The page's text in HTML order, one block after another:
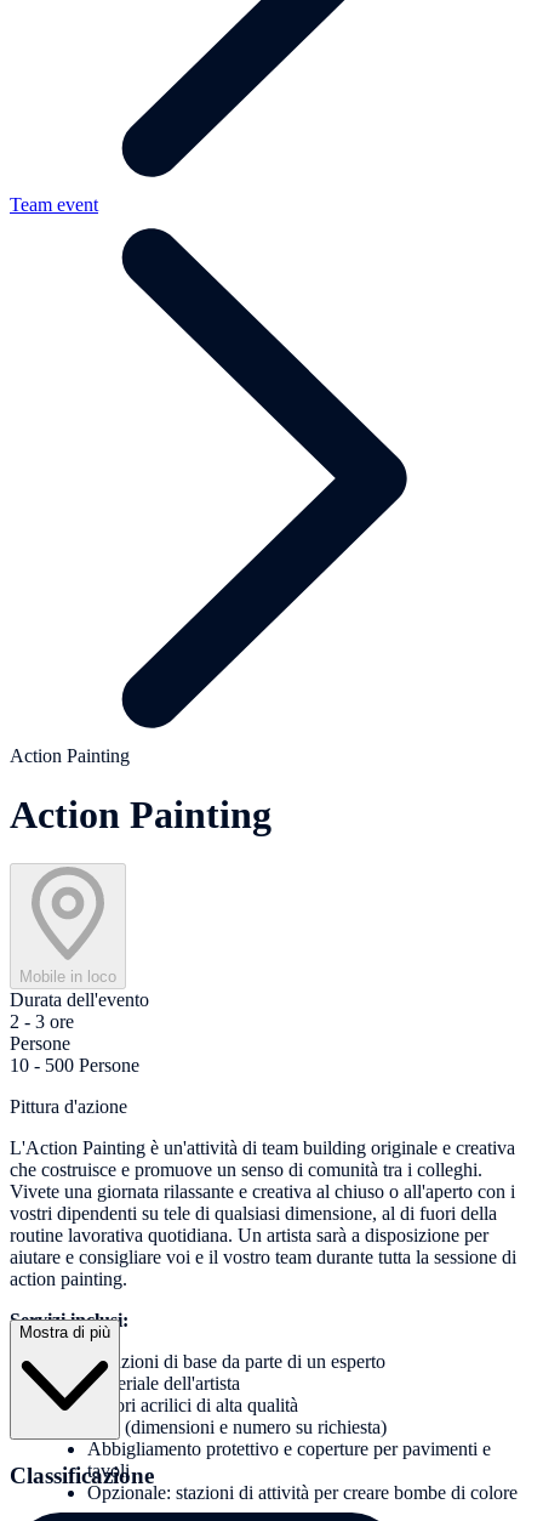
Team event
Action Painting
Action Painting
Mobile in loco
Durata dell'evento
2 - 3 ore
Persone
10 - 500 Persone
Pittura d'azione
L'Action Painting è un'attività di team building originale e creativa
che costruisce e promuove un senso di comunità tra i colleghi.
Vivete una giornata rilassante e creativa al chiuso o all'aperto con i
vostri dipendenti su tele di qualsiasi dimensione, al di fuori della
routine lavorativa quotidiana. Un artista sarà a disposizione per
aiutare e consigliare voi e il vostro team durante tutta la sessione di
action painting.
Servizi inclusi:
Istruzioni di base da parte di un esperto
Materiale dell'artista
Colori acrilici di alta qualità
Tele (dimensioni e numero su richiesta)
Abbigliamento protettivo e coperture per pavimenti e
tavoli
Opzionale: stazioni di attività per creare bombe di colore
Mostra di più
Classificazione